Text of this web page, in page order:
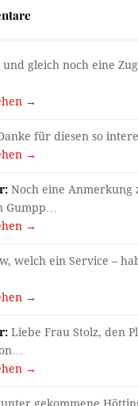
und gleich noch eine
→
für diesen so
→
Noch eine Anmerkung
Gumpp…
→
welch ein Service –
→
Liebe Frau Stolz, den
→